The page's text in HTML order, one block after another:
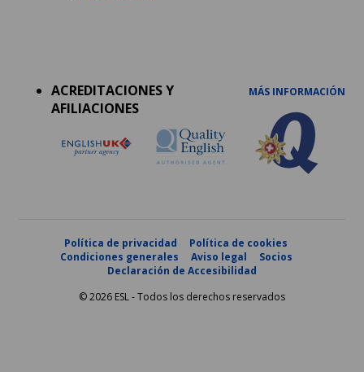
ACREDITACIONES Y
AFILIACIONES
MÁS INFORMACIÓN
Política de privacidad
Política de cookies
Condiciones generales
Aviso legal
Socios
Declaración de Accesibilidad
© 2026 ESL - Todos los derechos reservados